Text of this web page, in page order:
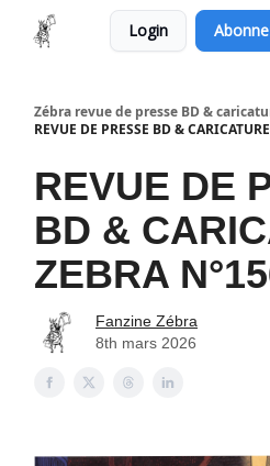
Login
Zébra revue de presse BD &
REVUE DE PRESSE BD &
REVUE DE
BD &
ZEBRA
Fanzine Zébra
8th mars 2026